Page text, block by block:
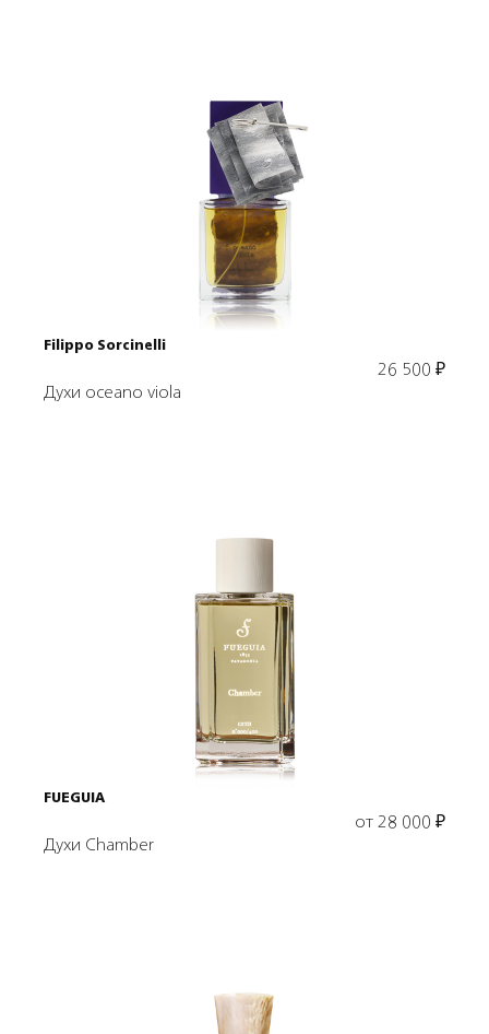
Подробнее
В корзину
Filippo Sorcinelli
26 500 ₽
Духи oceano viola
Выбрать объем
FUEGUIA
от 28 000 ₽
Духи Chamber